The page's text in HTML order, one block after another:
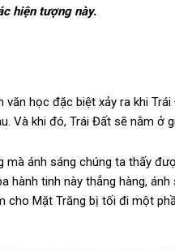
hiện tượng này.
học đặc biệt xảy ra khi
Và khi đó, Trái Đất sẽ nằm ở
mà ánh sáng chúng ta thấy
hành tinh này thẳng hàng,
cho Mặt Trăng bị tối đi một